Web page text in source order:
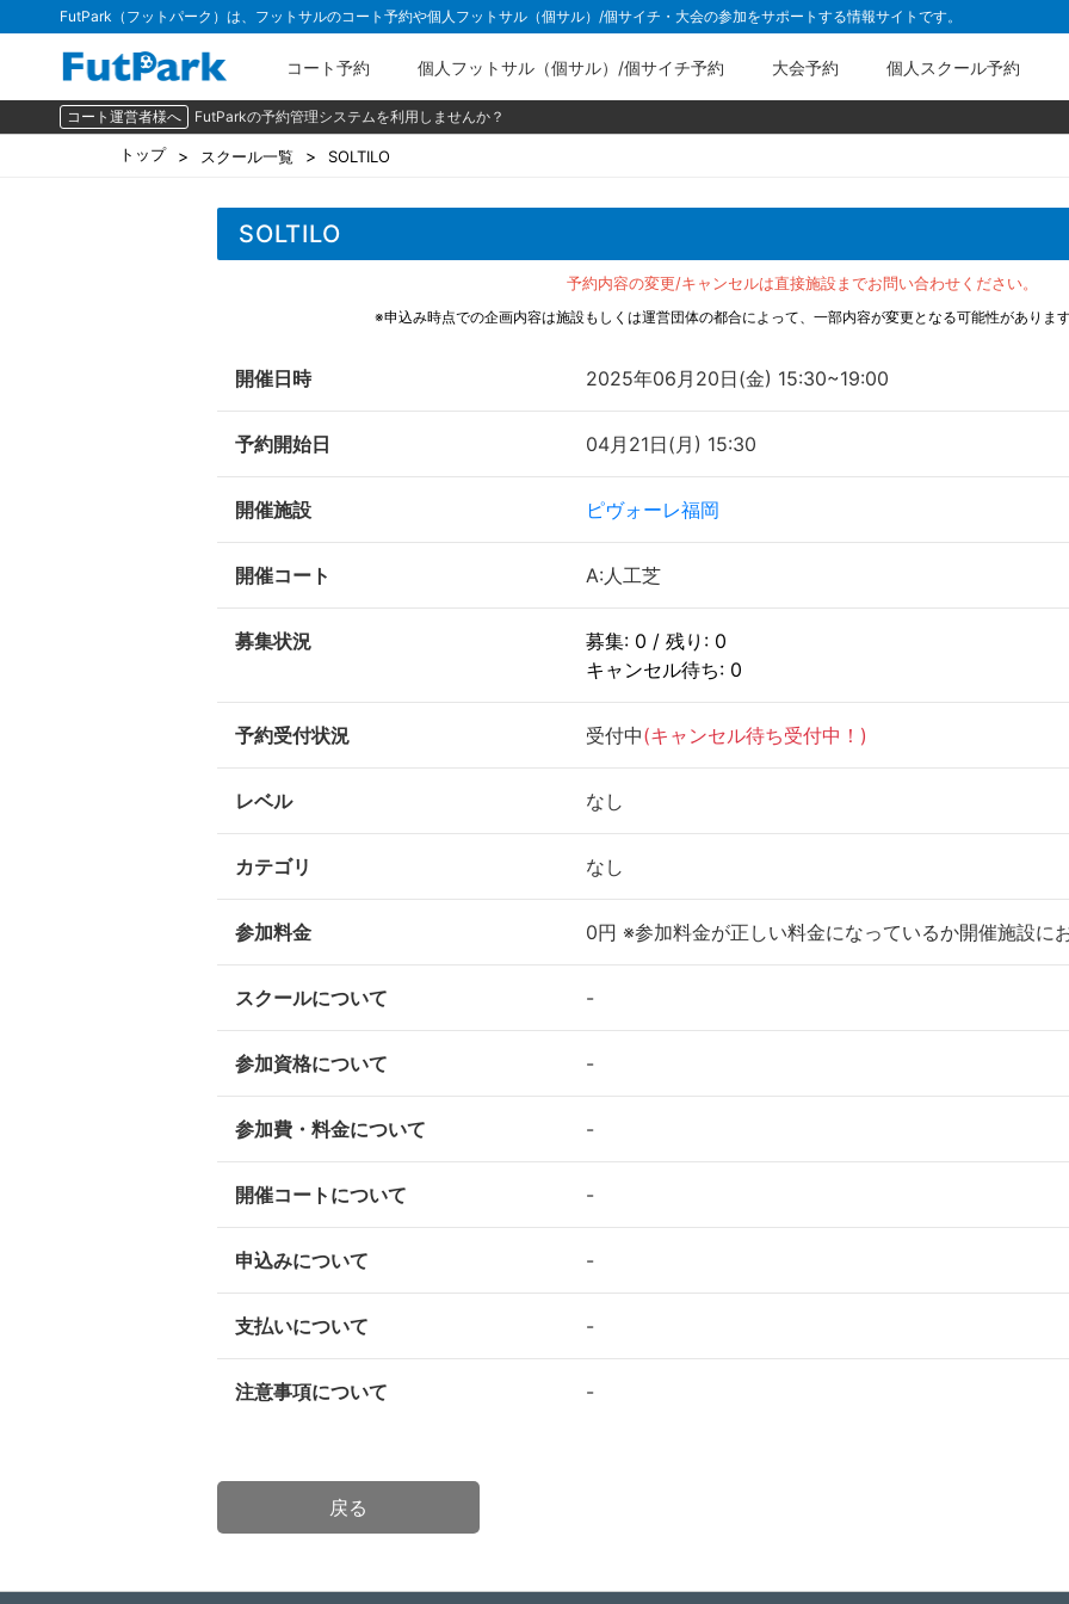
FutPark（フットパーク）は、フットサルのコート予約や個人フットサル（個サル）/個サイチ・大会の参加をサポートする情報サイトです。
コート予約 個人フットサル（個サル）/個サイチ予約 大会予約 個人スクール予約
コート運営者様へ FutParkの予約管理システムを利用しませんか？
トップ スクール一覧 SOLTILO
SOLTILO
予約内容の変更/キャンセルは直接施設までお問い合わせください。
※申込み時点での企画内容は施設もしくは運営団体の都合によって、一部内容が変更となる可能性がありま
開催日時 2025年06月20日(金) 15:30~19:00
予約開始日 04月21日(月) 15:30
開催施設 ピヴォーレ福岡
開催コート A:人工芝
募集状況
募集: 0 / 残り: 0
キャンセル待ち: 0
予約受付状況 受付中(キャンセル待ち受付中！)
レベル なし
カテゴリ なし
参加料金 0円 ※参加料金が正しい料金になっているか開催施設に
スクールについて -
参加資格について -
参加費・料金について -
開催コートについて -
申込みについて -
支払いについて -
注意事項について -
戻る